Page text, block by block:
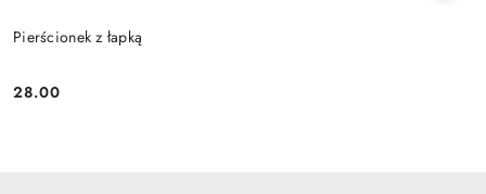
Pierścionek z łapką
Cena:
28.00